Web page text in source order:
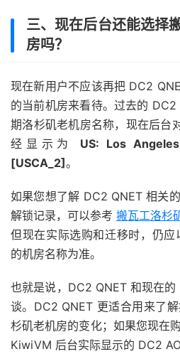
三、现在后台还能选择
房吗？
现在新用户不应该再把 DC2
的当前机房来看待。过去的
期洛杉矶老机房名称，现在后台
经显示为 US: Los
[USCA_2] 。
如果您想了解 DC2 QNET 相关
解锁记录，可以参考 搬瓦工洛杉
但现在实际选购和迁移时，仍
的机房名称为准。
也就是说，DC2 QNET 和现在
谈。DC2 QNET 更适合用来了
杉矶老机房的变化；如果您现在
KiwiVM 后台实际显示的 DC2 AO